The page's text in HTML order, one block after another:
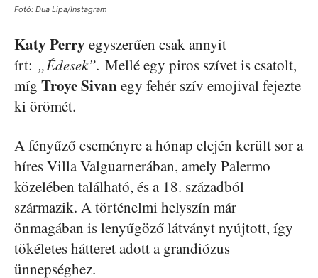
Fotó: Dua Lipa/Instagram
Katy Perry egyszerűen csak annyit
írt: „Édesek”. Mellé egy piros szívet is csatolt,
míg Troye Sivanegy fehér szív emojival fejezte
ki örömét.
A fényűző eseményre a hónap elején került sor a
híres Villa Valguarnerában, amely Palermo
közelében található, és a 18. századból
származik. A történelmi helyszín már
önmagában is lenyűgöző látványt nyújtott, így
tökéletes hátteret adott a grandiózus
ünnepséghez.